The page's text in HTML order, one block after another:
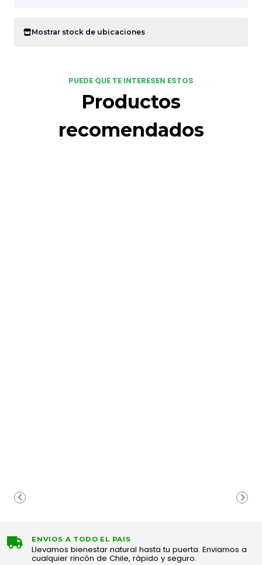
Mostrar stock de ubicaciones
PUEDE QUE TE INTERESEN ESTOS
Productos
recomendados
ENVIOS A TODO EL PAIS
Llevamos bienestar natural hasta tu puerta. Enviamos a
cualquier rincón de Chile, rápido y seguro.